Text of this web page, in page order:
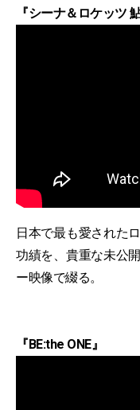
『シーナ＆ロケッツ
日本で最も愛された
功績を、貴重な未公
ー映像で綴る。
『BE:the ONE』